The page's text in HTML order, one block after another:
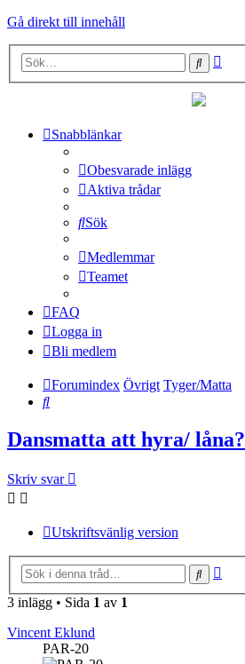
Gå direkt till innehåll
Sök
Snabblänkar
Obesvarade inlägg
Aktiva trådar
Sök
Medlemmar
Teamet
FAQ
Logga in
Bli medlem
Forumindex Övrigt Tyger/Matta
Sök
Dansmatta att hyra/ låna?
Skriv svar
Utskriftsvänlig version
Sök
3 inlägg • Sida 1 av 1
Vincent Eklund
PAR-20